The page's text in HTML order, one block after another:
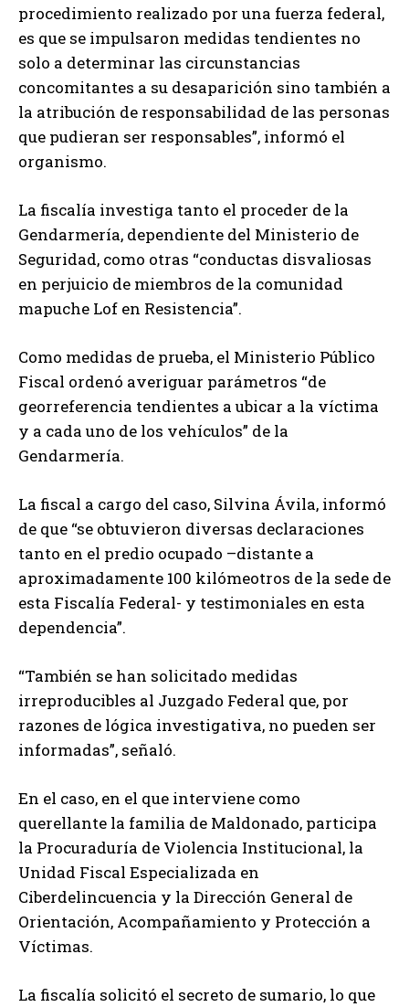
procedimiento realizado por una fuerza federal,
es que se impulsaron medidas tendientes no
solo a determinar las circunstancias
concomitantes a su desaparición sino también a
la atribución de responsabilidad de las personas
que pudieran ser responsables”, informó el
organismo.
La fiscalía investiga tanto el proceder de la
Gendarmería, dependiente del Ministerio de
Seguridad, como otras “conductas disvaliosas
en perjuicio de miembros de la comunidad
mapuche Lof en Resistencia”.
Como medidas de prueba, el Ministerio Público
Fiscal ordenó averiguar parámetros “de
georreferencia tendientes a ubicar a la víctima
y a cada uno de los vehículos” de la
Gendarmería.
La fiscal a cargo del caso, Silvina Ávila, informó
de que “se obtuvieron diversas declaraciones
tanto en el predio ocupado –distante a
aproximadamente 100 kilómeotros de la sede de
esta Fiscalía Federal- y testimoniales en esta
dependencia”.
“También se han solicitado medidas
irreproducibles al Juzgado Federal que, por
razones de lógica investigativa, no pueden ser
informadas”, señaló.
En el caso, en el que interviene como
querellante la familia de Maldonado, participa
la Procuraduría de Violencia Institucional, la
Unidad Fiscal Especializada en
Ciberdelincuencia y la Dirección General de
Orientación, Acompañamiento y Protección a
Víctimas.
La fiscalía solicitó el secreto de sumario, lo que